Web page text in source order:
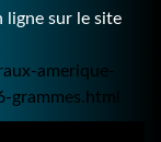
ligne sur le site
amerique-
grammes.html